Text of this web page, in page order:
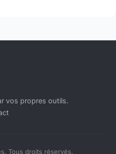
vos propres outils.
Tous droits réservés.